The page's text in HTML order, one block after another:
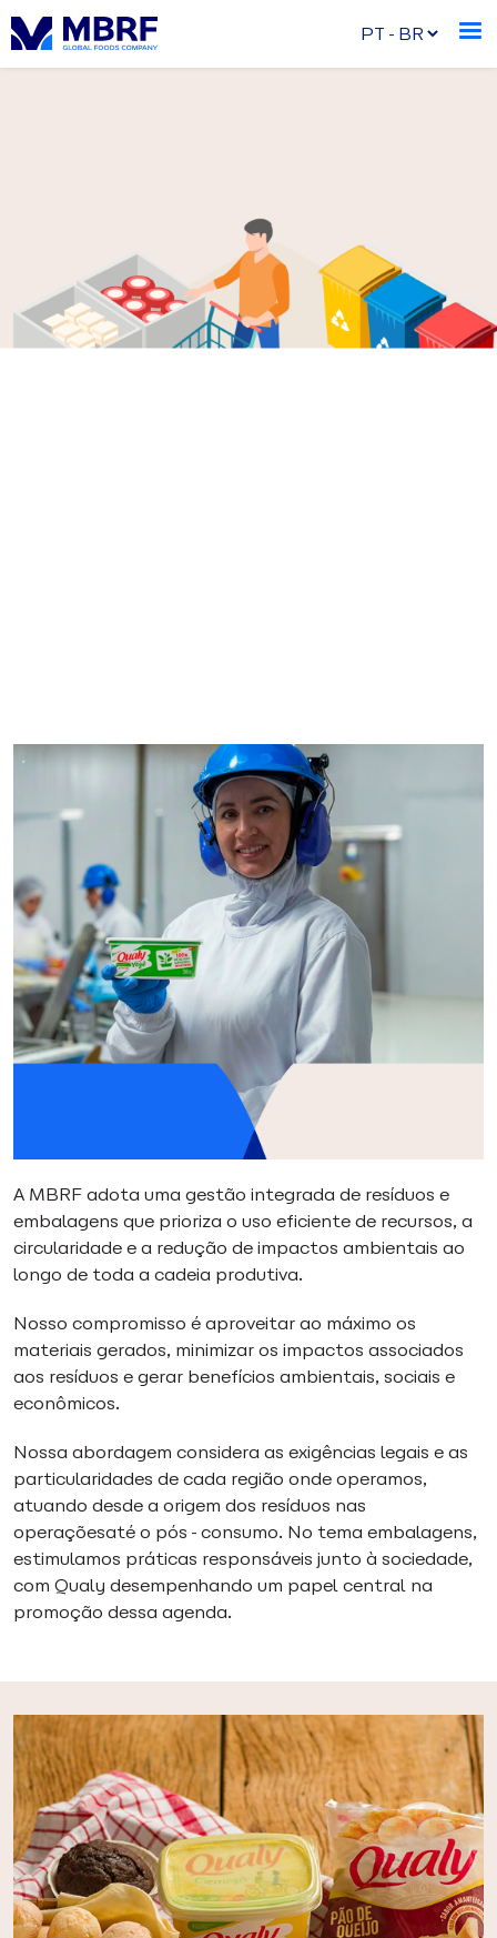
A MBRF adota uma gestão integrada de resíduos e
embalagens que prioriza o uso eficiente de recursos, a
circularidade e a redução de impactos ambientais ao
longo de toda a cadeia produtiva.
Nosso compromisso é aproveitar ao máximo os
materiais gerados, minimizar os impactos associados
aos resíduos e gerar benefícios ambientais, sociais e
econômicos.
Nossa abordagem considera as exigências legais e as
particularidades de cada região onde operamos,
atuando desde a origem dos resíduos nas
operaçõesaté o pós-consumo. No tema embalagens,
estimulamos práticas responsáveis junto à sociedade,
com Qualy desempenhando um papel central na
promoção dessa agenda.